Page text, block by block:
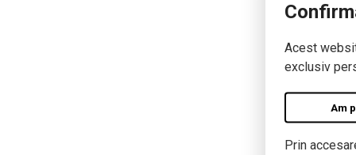
Acest
exclusiv
Am
Prin